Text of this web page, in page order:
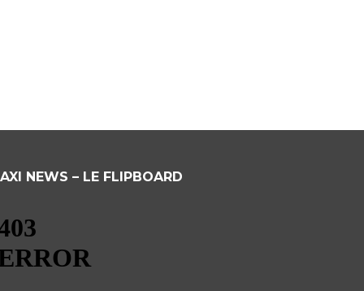
NEWS – LE FLIPBOARD